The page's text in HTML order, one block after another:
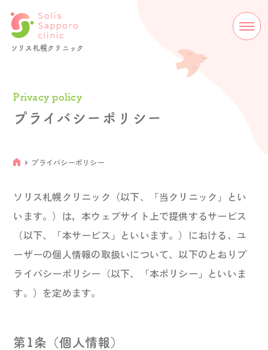
ソリス札幌クリニック
Privacy policy
プライバシーポリシー
プライバシーポリシー
ソリス札幌クリニック（以下、「当クリニック」とい
います。）は，本ウェブサイト上で提供するサービス
（以下、「本サービス」といいます。）における、ユ
ーザーの個人情報の取扱いについて、以下のとおりプ
ライバシーポリシー（以下、「本ポリシー」といいま
す。）を定めます。
第1条（個人情報）